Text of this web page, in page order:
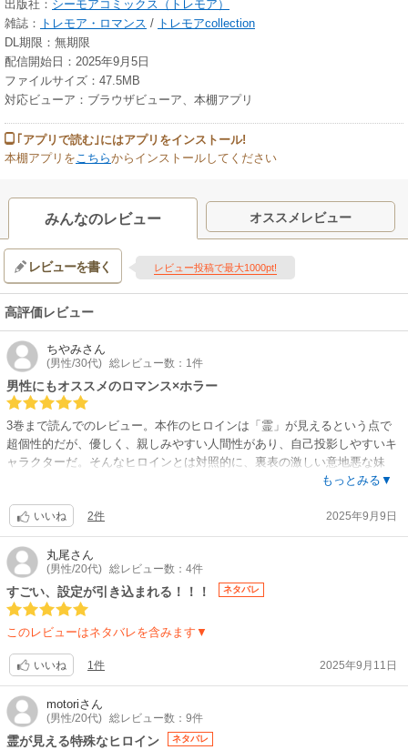
出版社： シーモアコミックス（トレモア）
雑誌： トレモア・ロマンス / トレモアcollection
DL期限：無期限
配信開始日：2025年9月5日
ファイルサイズ：47.5MB
対応ビューア：ブラウザビューア、本棚アプリ
｢アプリで読む｣にはアプリをインストール!
本棚アプリを こちらからインストールしてください
みんなのレビュー オススメレビュー
レビューを書く レビュー投稿で最大1000pt!
高評価レビュー
ちやみさん
(男性/30代) 総レビュー数：1件
男性にもオススメのロマンス×ホラー
3巻まで読んでのレビュー。本作のヒロインは「霊」が見えるという点で
超個性的だが、優しく、親しみやすい人間性があり、自己投影しやすいキ
ャラクターだ。そんなヒロインとは対照的に、裏表の激しい意地悪な妹
や、ミステリアスなヒーローなど、登場人物それぞれのキャラが立ってい
上手い。特に目の感情表現が際立っている印象だ。今のところ各話に見せ
場があり、読みごたえあり。ヒーローに憑いた霊の正体はなんなのか？そ
れがヒロインとヒーローをどう結びつけていくのか。先の展開が読めず、
続きが気になる作品である。男性読者にとってロマンスものはとっつきに
くいジャンルかもしれないが、ホラー要素、ミステリアスな要素のおかげ
で男性にもオススメできる作品。
もっとみる▼
いいね 2件 2025年9月9日
丸尾さん
(男性/20代) 総レビュー数：4件
すごい、設定が引き込まれる！！！ ネタバレ
このレビューはネタバレを含みます▼
いいね 1件 2025年9月11日
motoriさん
(男性/20代) 総レビュー数：9件
霊が見える特殊なヒロイン ネタバレ